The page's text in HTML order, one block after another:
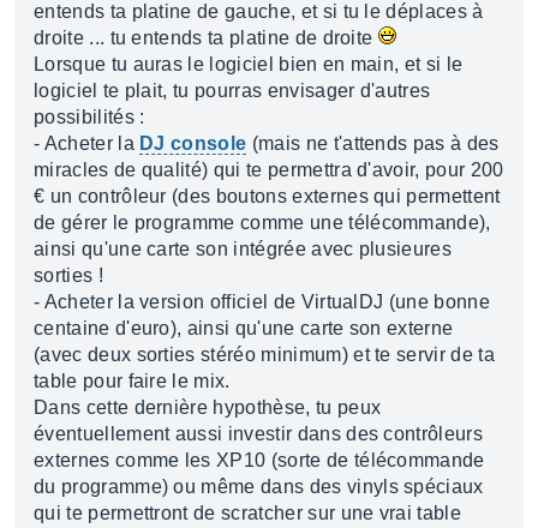
entends ta platine de gauche, et si tu le déplaces à
droite ... tu entends ta platine de droite
Lorsque tu auras le logiciel bien en main, et si le
logiciel te plait, tu pourras envisager d'autres
possibilités :
- Acheter la DJ console (mais ne t'attends pas à des
miracles de qualité) qui te permettra d'avoir, pour 200
€ un contrôleur (des boutons externes qui permettent
de gérer le programme comme une télécommande),
ainsi qu'une carte son intégrée avec plusieures
sorties !
- Acheter la version officiel de VirtualDJ (une bonne
centaine d'euro), ainsi qu'une carte son externe
(avec deux sorties stéréo minimum) et te servir de ta
table pour faire le mix.
Dans cette dernière hypothèse, tu peux
éventuellement aussi investir dans des contrôleurs
externes comme les XP10 (sorte de télécommande
du programme) ou même dans des vinyls spéciaux
qui te permettront de scratcher sur une vrai table